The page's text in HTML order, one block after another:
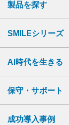
製品を探す
SMILEシリーズ
AI時代を生きる
保守・サポート
成功導入事例